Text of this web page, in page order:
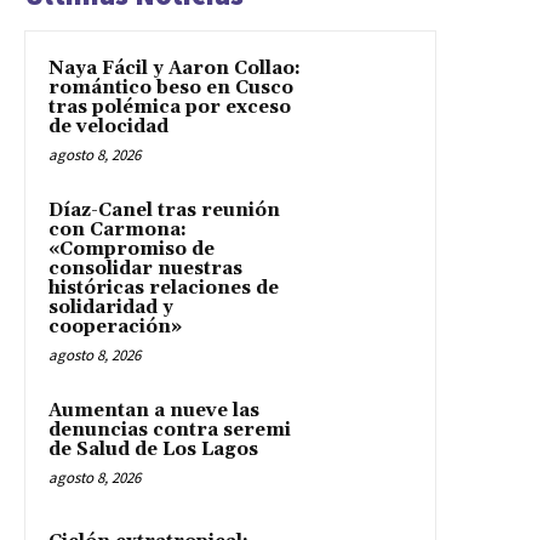
Naya Fácil y Aaron Collao:
romántico beso en Cusco
tras polémica por exceso
de velocidad
agosto 8, 2026
Díaz-Canel tras reunión
con Carmona:
«Compromiso de
consolidar nuestras
históricas relaciones de
solidaridad y
cooperación»
agosto 8, 2026
Aumentan a nueve las
denuncias contra seremi
de Salud de Los Lagos
agosto 8, 2026